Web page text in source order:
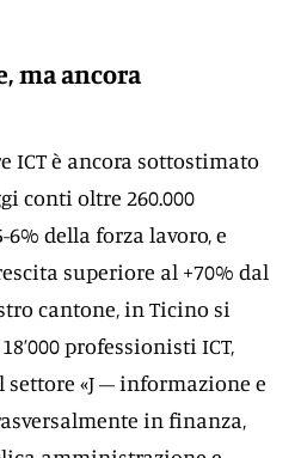
ma ancora
ICT è ancora sottostimato
conti oltre 260.000
della forza lavoro, e
superiore al +70% dal
cantone, in Ticino si
professionisti ICT,
«J – informazione e
in finanza,